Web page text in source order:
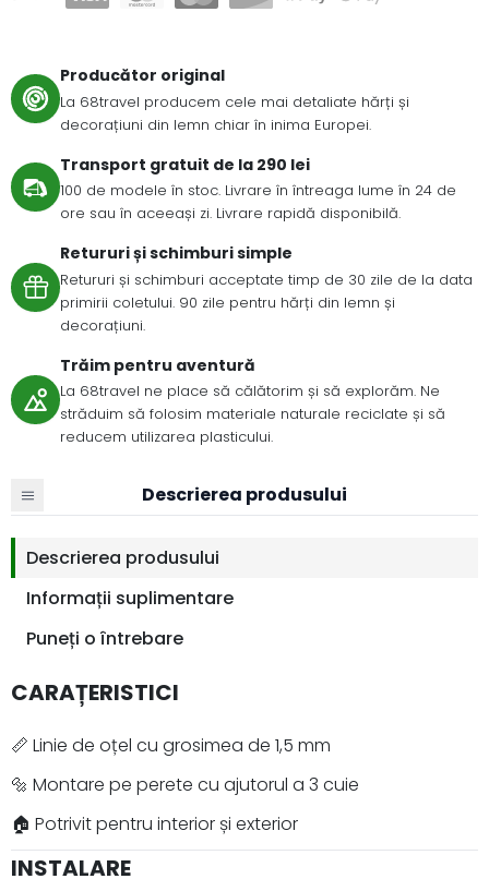
Producător original
La 68travel producem cele mai detaliate hărți și
decorațiuni din lemn chiar în inima Europei.
Transport gratuit de la 290 lei
100 de modele în stoc. Livrare în întreaga lume în 24 de
ore sau în aceeași zi. Livrare rapidă disponibilă.
Retururi și schimburi simple
Retururi și schimburi acceptate timp de 30 zile de la data
primirii coletului. 90 zile pentru hărți din lemn și
decorațiuni.
Trăim pentru aventură
La 68travel ne place să călătorim și să explorăm. Ne
străduim să folosim materiale naturale reciclate și să
reducem utilizarea plasticului.
Descrierea produsului
Descrierea produsului
Informații suplimentare
Puneți o întrebare
CARAȚERISTICI
📏 Linie de oțel cu grosimea de 1,5 mm
🔩 Montare pe perete cu ajutorul a 3 cuie
🏠 Potrivit pentru interior și exterior
INSTALARE